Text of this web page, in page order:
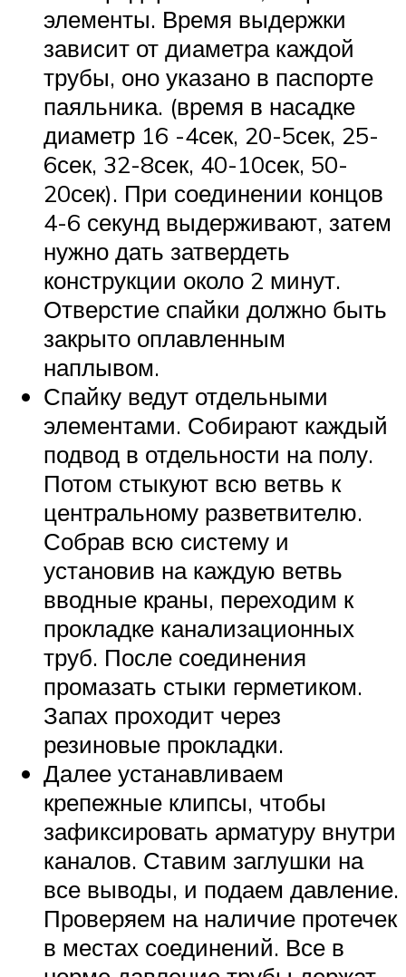
элементы. Время выдержки
зависит от диаметра каждой
трубы, оно указано в паспорте
паяльника. (время в насадке
диаметр 16 -4сек, 20-5сек, 25-
6сек, 32-8сек, 40-10сек, 50-
20сек). При соединении концов
4-6 секунд выдерживают, затем
нужно дать затвердеть
конструкции около 2 минут.
Отверстие спайки должно быть
закрыто оплавленным
наплывом.
Спайку ведут отдельными
элементами. Собирают каждый
подвод в отдельности на полу.
Потом стыкуют всю ветвь к
центральному разветвителю.
Собрав всю систему и
установив на каждую ветвь
вводные краны, переходим к
прокладке канализационных
труб. После соединения
промазать стыки герметиком.
Запах проходит через
резиновые прокладки.
Далее устанавливаем
крепежные клипсы, чтобы
зафиксировать арматуру внутри
каналов. Ставим заглушки на
все выводы, и подаем давление.
Проверяем на наличие протечек
в местах соединений. Все в